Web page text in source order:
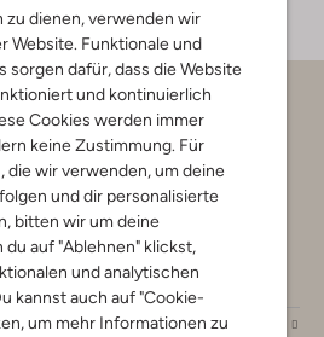
zu dienen, verwenden wir
Website. Funktionale und
sorgen dafür, dass die Website
und kontinuierlich
Cookies werden immer
keine Zustimmung. Für
die wir verwenden, um deine
und dir personalisierte
bitten wir um deine
du auf "Ablehnen" klickst,
und analytischen
kannst auch auf "Cookie-
um mehr Informationen zu
uur